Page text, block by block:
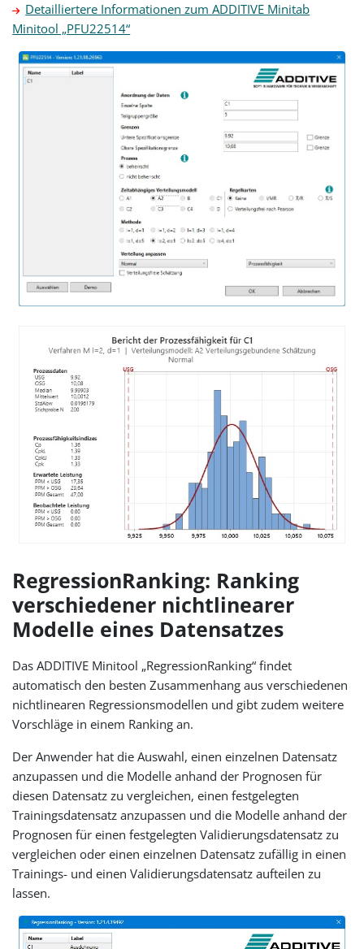
Detailliertere Informationen zum ADDITIVE Minitab
Minitool „PFU22514“
RegressionRanking: Ranking
verschiedener nichtlinearer
Modelle eines Datensatzes
Das ADDITIVE Minitool „RegressionRanking“ findet
automatisch den besten Zusammenhang aus verschiedenen
nichtlinearen Regressionsmodellen und gibt zudem weitere
Vorschläge in einem Ranking an.
Der Anwender hat die Auswahl, einen einzelnen Datensatz
anzupassen und die Modelle anhand der Prognosen für
diesen Datensatz zu vergleichen, einen festgelegten
Trainingsdatensatz anzupassen und die Modelle anhand der
Prognosen für einen festgelegten Validierungsdatensatz zu
vergleichen oder einen einzelnen Datensatz zufällig in einen
Trainings- und einen Validierungsdatensatz aufteilen zu
lassen.